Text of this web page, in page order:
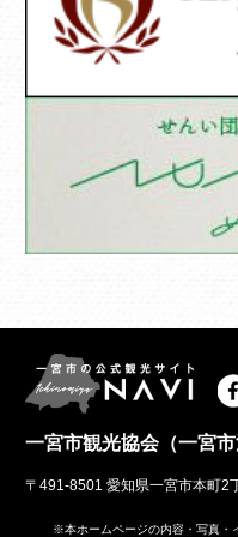
一宮市観光協会（一宮
〒491-8501 愛知県一宮市本町
※本ホームページの内容・写真・